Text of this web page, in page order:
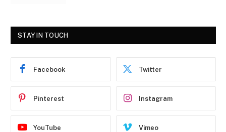
STAY IN TOUCH
Facebook Twitter
Pinterest Instagram
YouTube Vimeo